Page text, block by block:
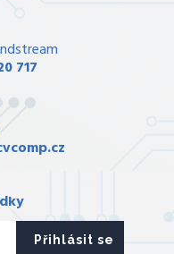
717
Přihlásit se